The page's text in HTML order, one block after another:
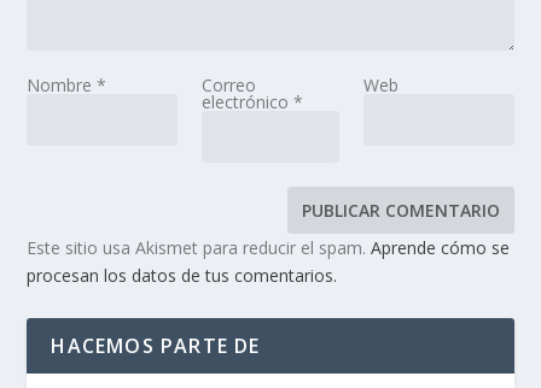
Nombre* Correo
electrónico *
Web
Este sitio usa Akismet para reducir el spam.Aprende cómo se
procesan los datos de tus comentarios.
HACEMOS PARTE DE